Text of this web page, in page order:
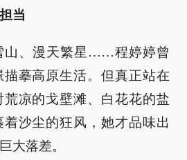
当
山、漫天繁星……程婷婷曾
摹高原生活。但真正站在
凉的戈壁滩、白花花的盐
沙尘的狂风，她才品味出
大落差。